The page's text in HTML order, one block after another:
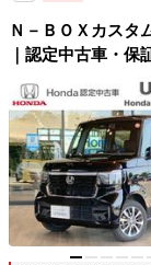
Ｎ－ＢＯＸカス
｜認定中古車・
ト対応Ｂｌｕｅｔ
ダセンシング／
ナビＴＶ